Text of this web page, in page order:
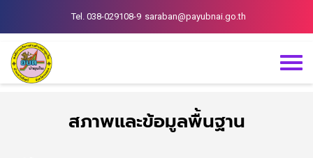
Tel. 038-029108-9 saraban@payubnai.go.th
สภาพและข้อมูลพื้นฐาน